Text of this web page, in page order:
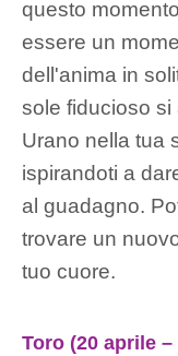
questo
essere un
dell'anima in
sole fiducioso
Urano nella tua
ispirandoti a
al guadagno.
trovare un
tuo cuore.
Toro (20 aprile